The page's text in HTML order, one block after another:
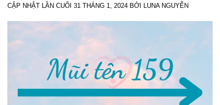
CẬP NHẬT LẦN CUỐI 31 THÁNG 1, 2024 BỞI LUNA NGUYỄN